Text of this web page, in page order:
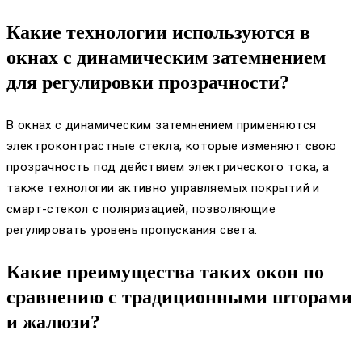
Какие технологии используются в
окнах с динамическим затемнением
для регулировки прозрачности?
В окнах с динамическим затемнением применяются
электроконтрастные стекла, которые изменяют свою
прозрачность под действием электрического тока, а
также технологии активно управляемых покрытий и
смарт-стекол с поляризацией, позволяющие
регулировать уровень пропускания света.
Какие преимущества таких окон по
сравнению с традиционными шторами
и жалюзи?